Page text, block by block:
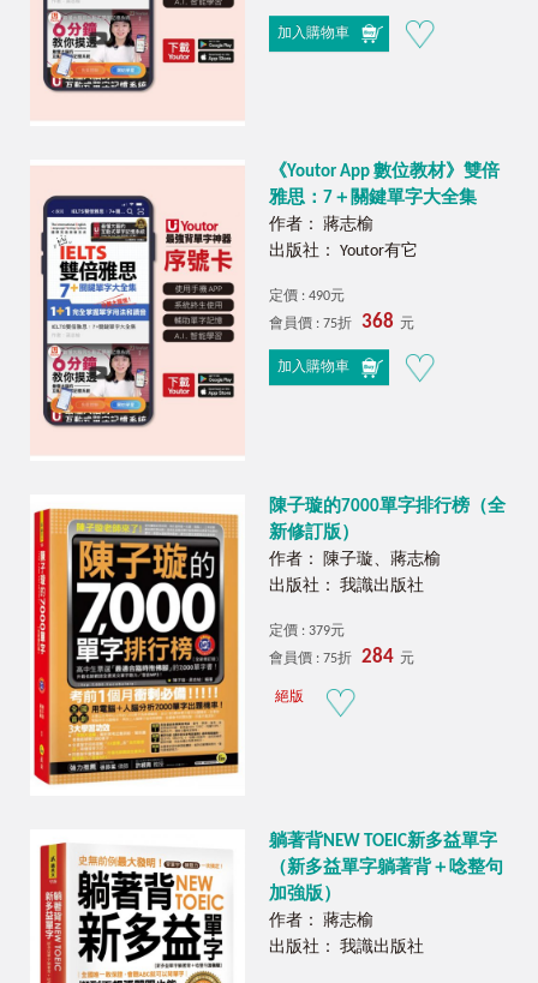
加入購物車
《Youtor App 數位教材》雙倍
雅思：7＋關鍵單字大全集
作者： 蔣志榆
出版社： Youtor有它
定價 : 490元
會員價 : 75折
368 元
加入購物車
陳子璇的7000單字排行榜（全
新修訂版）
作者： 陳子璇、蔣志榆
出版社： 我識出版社
定價 : 379元
會員價 : 75折
284 元
絕版
躺著背NEW TOEIC新多益單字
（新多益單字躺著背＋唸整句
加強版）
作者： 蔣志榆
出版社： 我識出版社